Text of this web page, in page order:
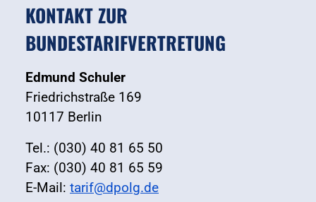
KONTAKT ZUR
BUNDESTARIFVERTRETUNG
Edmund Schuler
Friedrichstraße 169
10117 Berlin
Tel.: (030) 40 81 65 50
Fax: (030) 40 81 65 59
E-Mail: tarif@dpolg.de